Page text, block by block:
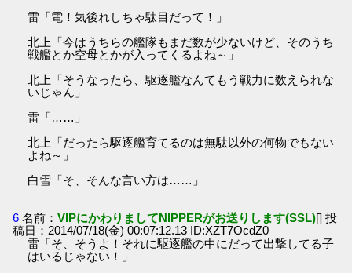
雷「電！気後れしちゃ駄目だって！」
北上「今はうちらの艦隊もまだ数が少ないけど、そのうち
戦艦とか空母とかが入ってくるよね～」
北上「そうなったら、駆逐艦なんてもう戦力に数えられな
いじゃん」
雷「……」
北上「だったら駆逐艦育てるのは無駄以外の何物でもない
よね～」
白雪「そ、そんな言い方は……」
6 名前：VIPにかわりましてNIPPERがお送りします(SSL)[] 投
稿日：2014/07/18(金) 00:07:12.13 ID:XZT7OcdZ0
雷「そ、そうよ！それに駆逐艦の中にだって出撃してる子
はいるじゃない！」